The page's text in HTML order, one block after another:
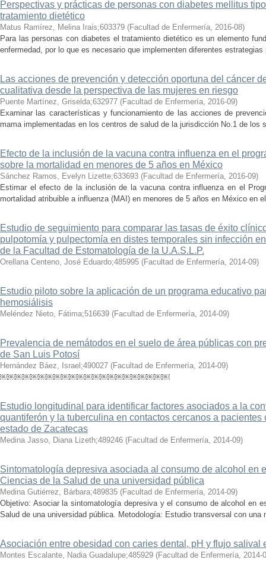
Perspectivas y prácticas de personas con diabetes mellitus
tratamiento dietético
Matus Ramírez, Melina Irais;603379 (Facultad de Enfermería, 2016-08)
Para las personas con diabetes el tratamiento dietético es un elemento
enfermedad, por lo que es necesario que implementen diferentes
Las acciones de prevención y detección oportuna del cáncer
cualitativa desde la perspectiva de las mujeres en riesgo
Puente Martínez, Griselda;632977 (Facultad de Enfermería, 2016-09)
Examinar las características y funcionamiento de las acciones de
mama implementadas en los centros de salud de la jurisdicción No.1 de los
Efecto de la inclusión de la vacuna contra influenza en el
sobre la mortalidad en menores de 5 años en México
Sánchez Ramos, Evelyn Lizette;633693 (Facultad de Enfermería, 2016-09)
Estimar el efecto de la inclusión de la vacuna contra influenza en el
mortalidad atribuible a influenza (MAI) en menores de 5 años en México en
Estudio de seguimiento para comparar las tasas de éxito
pulpotomía y pulpectomía en distes temporales sin infección
de la Facultad de Estomatología de la U.A.S.L.P.
Orellana Centeno, José Eduardo;485995 (Facultad de Enfermería, 2014-09)
Estudio piloto sobre la aplicación de un programa educativo
hemosiálisis
Meléndez Nieto, Fátima;516639 (Facultad de Enfermería, 2014-09)
Prevalencia de nemátodos en el suelo de área públicas con
de San Luis Potosí
Hernández Báez, Israel;490027 (Facultad de Enfermería, 2014-09)
￼￼￼￼￼￼￼￼￼￼￼￼￼￼￼￼￼￼￼￼￼￼
Estudio longitudinal para identificar factores asociados a la
quantiferón y la tuberculina en contactos cercanos a
estado de Zacatecas
Medina Jasso, Diana Lizeth;489246 (Facultad de Enfermería, 2014-09)
Sintomatología depresiva asociada al consumo de alcohol en
Ciencias de la Salud de una universidad pública
Medina Gutiérrez, Bárbara;489835 (Facultad de Enfermería, 2014-09)
Objetivo: Asociar la sintomatología depresiva y el consumo de alcohol en
Salud de una universidad pública. Metodología: Estudio transversal con una
Asociación entre obesidad con caries dental, pH y flujo salival
Montes Escalante, Nadia Guadalupe;485929 (Facultad de Enfermería, 2014-